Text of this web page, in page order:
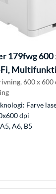
179fwg
600 x
Farve
dpi
A6, B5